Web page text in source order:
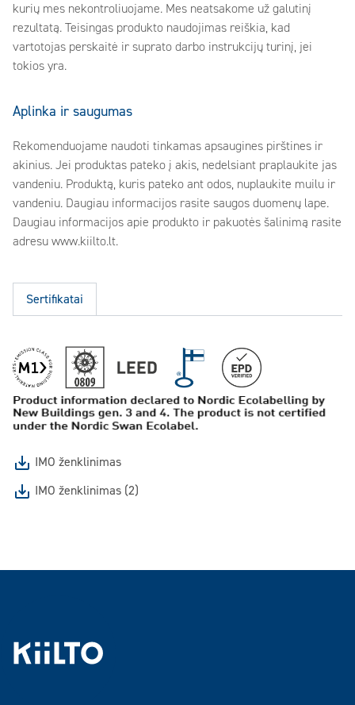
kurių mes nekontroliuojame. Mes neatsakome už galutinį
rezultatą. Teisingas produkto naudojimas reiškia, kad
vartotojas perskaitė ir suprato darbo instrukcijų turinį, jei
tokios yra.
Aplinka ir saugumas
Rekomenduojame naudoti tinkamas apsaugines pirštines ir
akinius. Jei produktas pateko į akis, nedelsiant praplaukite jas
vandeniu. Produktą, kuris pateko ant odos, nuplaukite muilu ir
vandeniu. Daugiau informacijos rasite saugos duomenų lape.
Daugiau informacijos apie produkto ir pakuotės šalinimą rasite
adresu www.kiilto.lt.
Sertifikatai
IMO ženklinimas
IMO ženklinimas (2)